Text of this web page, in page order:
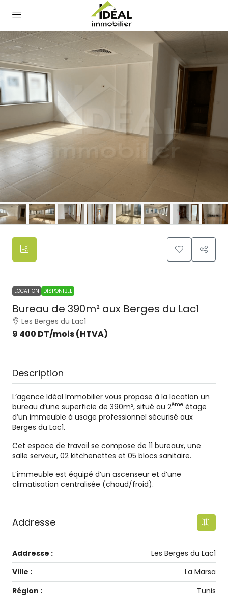
LOCATION DISPONIBLE
Bureau de 390m² aux Berges du Lac1
Les Berges du Lac1
9 400 DT/mois (HTVA)
Description
L’agence Idéal Immobilier vous propose à la location un
bureau d’une superficie de 390m², situé au 2ème étage
d’un immeuble à usage professionnel sécurisé aux
Berges du Lac1.
Cet espace de travail se compose de 11 bureaux, une
salle serveur, 02 kitchenettes et 05 blocs sanitaire.
L’immeuble est équipé d’un ascenseur et d’une
climatisation centralisée (chaud/froid).
Addresse
Addresse :
Les Berges du Lac1
Ville :
La Marsa
Région :
Tunis